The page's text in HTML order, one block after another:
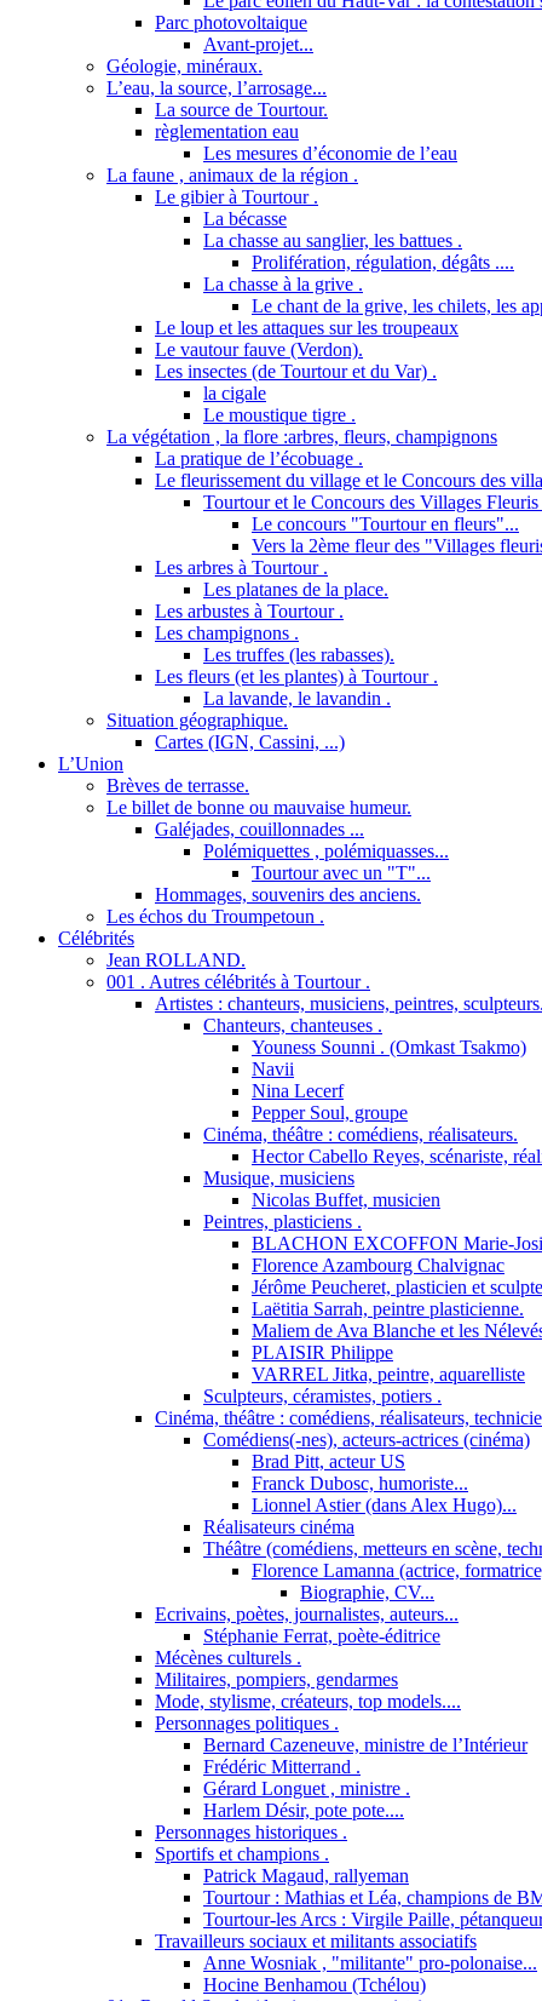
Parc photovoltaique
Avant-projet...
Géologie, minéraux.
L’eau, la source, l’arrosage...
La source de Tourtour.
règlementation eau
Les mesures d’économie de l’eau
La faune , animaux de la région .
Le gibier à Tourtour .
La bécasse
La chasse au sanglier, les battues .
Prolifération, régulation, dégâts ....
La chasse à la grive .
Le chant de la grive, les chilets, les
Le loup et les attaques sur les troupeaux
Le vautour fauve (Verdon).
Les insectes (de Tourtour et du Var) .
la cigale
Le moustique tigre .
La végétation , la flore :arbres, fleurs, champignons
La pratique de l’écobuage .
Le fleurissement du village et le Concours des
Tourtour et le Concours des Villages Fleuris
Le concours "Tourtour en fleurs"...
Vers la 2ème fleur des "Villages
Les arbres à Tourtour .
Les platanes de la place.
Les arbustes à Tourtour .
Les champignons .
Les truffes (les rabasses).
Les fleurs (et les plantes) à Tourtour .
La lavande, le lavandin .
Situation géographique.
Cartes (IGN, Cassini, ...)
L’Union
Brèves de terrasse.
Le billet de bonne ou mauvaise humeur.
Galéjades, couillonnades ...
Polémiquettes , polémiquasses...
Tourtour avec un "T"...
Hommages, souvenirs des anciens.
Les échos du Troumpetoun .
Célébrités
Jean ROLLAND.
001 . Autres célébrités à Tourtour .
Artistes : chanteurs, musiciens, peintres,
Chanteurs, chanteuses .
Youness Sounni . (Omkast Tsakmo)
Navii
Nina Lecerf
Pepper Soul, groupe
Cinéma, théâtre : comédiens, réalisateurs.
Hector Cabello Reyes, scénariste,
Musique, musiciens
Nicolas Buffet, musicien
Peintres, plasticiens .
BLACHON EXCOFFON Marie-
Florence Azambourg Chalvignac
Jérôme Peucheret, plasticien et
Laëtitia Sarrah, peintre plasticienne.
Maliem de Ava Blanche et les
PLAISIR Philippe
VARREL Jitka, peintre, aquarelliste
Sculpteurs, céramistes, potiers .
Cinéma, théâtre : comédiens, réalisateurs,
Comédiens(-nes), acteurs-actrices (cinéma)
Brad Pitt, acteur US
Franck Dubosc, humoriste...
Lionnel Astier (dans Alex Hugo)...
Réalisateurs cinéma
Théâtre (comédiens, metteurs en scène,
Florence Lamanna (actrice,
Biographie, CV...
Ecrivains, poètes, journalistes, auteurs...
Stéphanie Ferrat, poète-éditrice
Mécènes culturels .
Militaires, pompiers, gendarmes
Mode, stylisme, créateurs, top models....
Personnages politiques .
Bernard Cazeneuve, ministre de l’Intérieur
Frédéric Mitterrand .
Gérard Longuet , ministre .
Harlem Désir, pote pote....
Personnages historiques .
Sportifs et champions .
Patrick Magaud, rallyeman
Tourtour : Mathias et Léa, champions de
Tourtour-les Arcs : Virgile Paille,
Travailleurs sociaux et militants associatifs
Anne Wosniak , "militante" pro-polonaise...
Hocine Benhamou (Tchélou)